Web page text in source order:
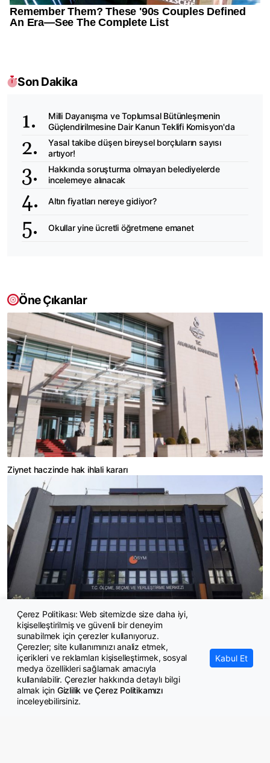
Son Dakika
Milli Dayanışma ve Toplumsal Bütünleşmenin
Güçlendirilmesine Dair Kanun Teklifi Komisyon'da
Yasal takibe düşen bireysel borçluların sayısı
artıyor!
Hakkında soruşturma olmayan belediyelerde
incelemeye alınacak
Altın fiyatları nereye gidiyor?
Okullar yine ücretli öğretmene emanet
Öne Çıkanlar
Ziynet haczinde hak ihlali kararı
ÖSYM'den kalp masajıyla hayat kurtaran gözetmene ceza
Çerez Politikası: Web sitemizde size daha iyi,
kişiselleştirilmiş ve güvenli bir deneyim
sunabilmek için çerezler kullanıyoruz.
Çerezler; site kullanımınızı analiz etmek,
içerikleri ve reklamları kişiselleştirmek, sosyal
medya özellikleri sağlamak amacıyla
kullanılabilir. Çerezler hakkında detaylı bilgi
almak için Gizlilik ve Çerez Politikamızı
inceleyebilirsiniz.
Kabul Et